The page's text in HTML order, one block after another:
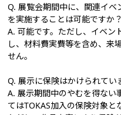
Q. 展覧会期間中に、関連イ
を実施することは可能ですか？
A. 可能です。ただし、イベン
し、材料費実費等を含め、来
せん。
Q. 展示に保険はかけられてい
A. 展示期間中のやむを得ない
てはTOKAS加入の保険対象と